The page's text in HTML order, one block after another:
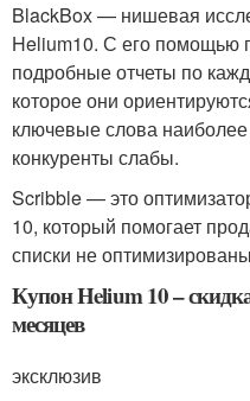
BlackBox — нишевая
Helium10. С его помощью
подробные отчеты по
которое они
ключевые слова
конкуренты слабы.
Scribble — это
10, который помогает
списки не
Купон Helium 10 –
месяцев
эксклюзив